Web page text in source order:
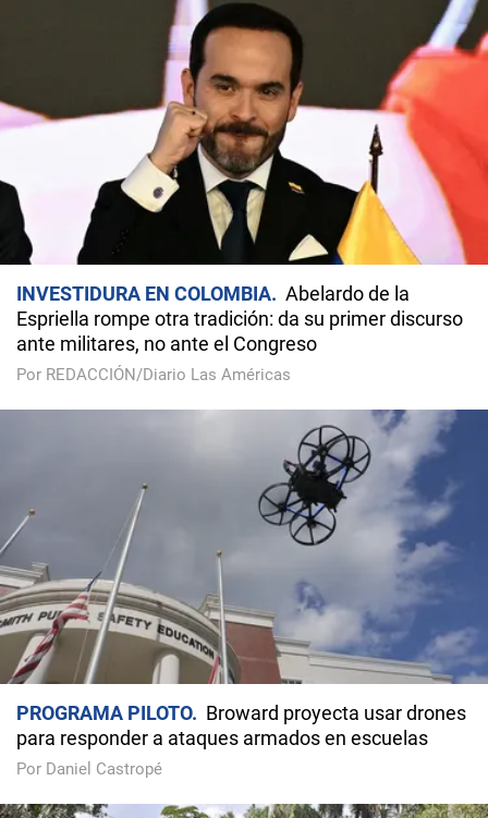
INVESTIDURA EN COLOMBIA
Abelardo de la
Espriella rompe otra tradición: da su primer discurso
ante militares, no ante el Congreso
Por REDACCIÓN/Diario Las Américas
PROGRAMA PILOTO
Broward proyecta usar drones
para responder a ataques armados en escuelas
Por Daniel Castropé